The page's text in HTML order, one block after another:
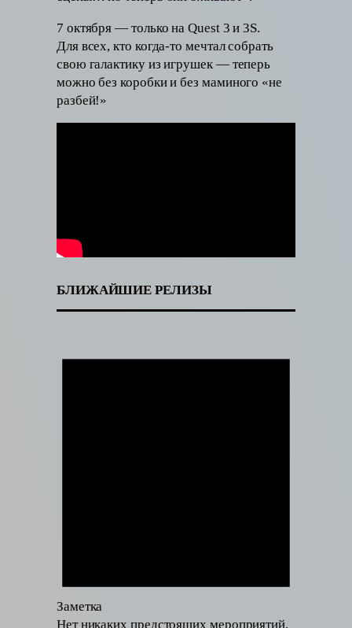
7 октября — только на Quest 3 и 3S.
Для всех, кто когда-то мечтал собрать
свою галактику из игрушек — теперь
можно без коробки и без маминого «не
разбей!»
БЛИЖАЙШИЕ РЕЛИЗЫ
Заметка
Нет никаких предстоящих мероприятий.